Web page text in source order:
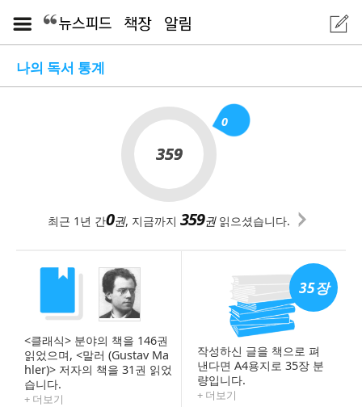
나의 독서 통계
0
359
359
최근 1년 간0권, 지금까지 359권읽으셨습니다.
<클래식> 분야의 책을 146권
읽었으며, <말러 (Gustav Ma
hler)> 저자의 책을 31권 읽었
습니다.
+ 더보기
35장
작성하신 글을 책으로 펴
낸다면 A4용지로 35장 분
량입니다.
+ 더보기